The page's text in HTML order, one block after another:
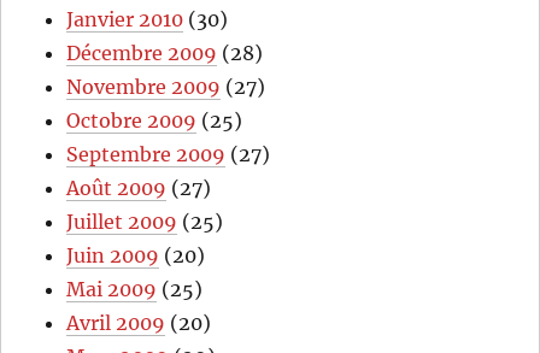
Janvier 2010 (30)
Décembre 2009 (28)
Novembre 2009 (27)
Octobre 2009 (25)
Septembre 2009 (27)
Août 2009 (27)
Juillet 2009 (25)
Juin 2009 (20)
Mai 2009 (25)
Avril 2009 (20)